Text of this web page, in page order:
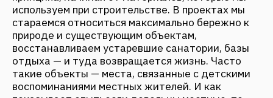
Какие проекты для вас особенно значимые и
почему?
Самые особенные для меня проекты — это два
наших объекта на Камчатке: SPA-отель
«Лагуна» и экстрим-отель «Аврора».